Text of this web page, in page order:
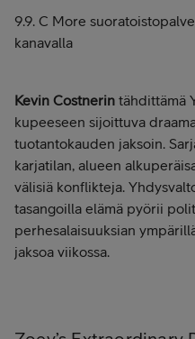
9.9. C More
kanavalla
Kevin Costnerin tähdittämä
kupeeseen sijoittuva
tuotantokauden jaksoin.
karjatilan, alueen
välisiä konflikteja.
tasangoilla elämä pyörii
perhesalaisuuksian
jaksoa viikossa.